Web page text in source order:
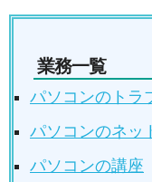
業務一覧
パソコンのトラ
パソコンのネッ
パソコンの講座